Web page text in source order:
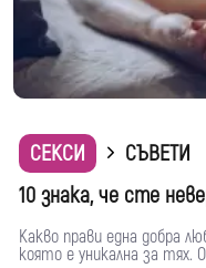
СЕКСИ
СЪВЕТИ
10 знака, че сте
Какво прави една добра
която е уникална за тях.